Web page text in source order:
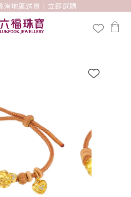
港地區送貨｜立即選購